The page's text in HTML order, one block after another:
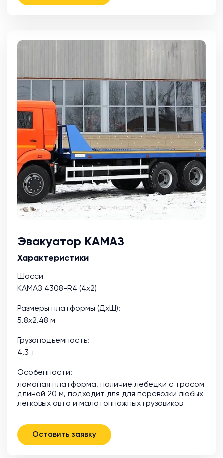
Эвакуатор КАМАЗ
Характеристики
Шасси
КАМАЗ 4308-R4 (4х2)
Размеры платформы (ДхШ):
5.8х2.48 м
Грузоподъемность:
4.3 т
Особенности:
ломаная платформа, наличие лебедки с тросом
длиной 20 м, подходит для для перевозки любых
легковых авто и малотоннажных грузовиков
Оставить заявку